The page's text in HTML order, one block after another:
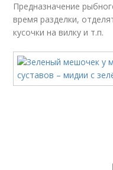
Предназначение
время разделки,
кусочки на вилку и т.п.